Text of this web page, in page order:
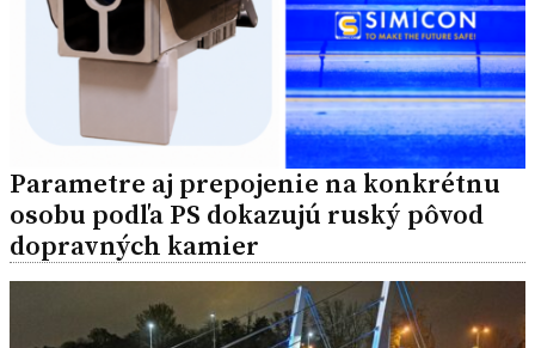
Parametre aj prepojenie na konkrétnu
osobu podľa PS dokazujú ruský pôvod
dopravných kamier